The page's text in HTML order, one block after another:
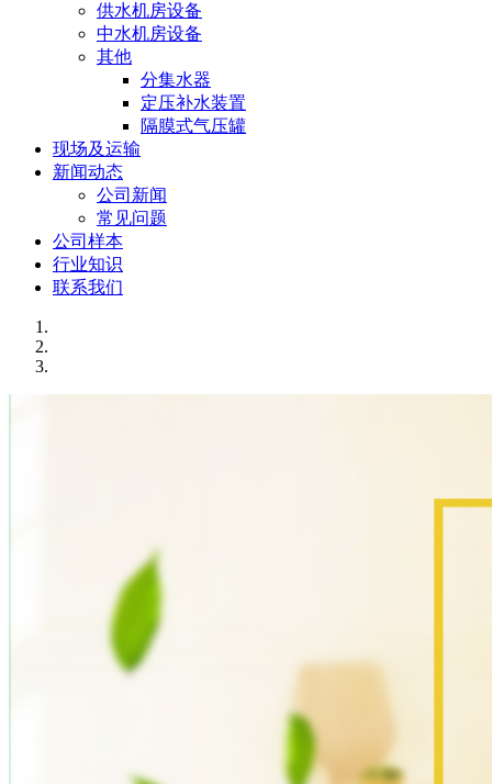
供水机房设备
中水机房设备
其他
分集水器
定压补水装置
隔膜式气压罐
现场及运输
新闻动态
公司新闻
常见问题
公司样本
行业知识
联系我们